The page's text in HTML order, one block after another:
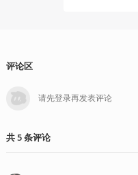
评论区
共5条评论